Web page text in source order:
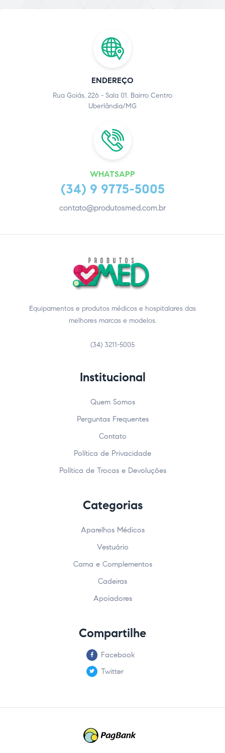
ENDEREÇO
Rua Goiás, 226 - Sala 01. Bairro Centro
Uberlândia/MG
WHATSAPP
(34) 9 9775-5005
contato@produtosmed.com.br
Equipamentos e produtos médicos e hospitalares das
melhores marcas e modelos.
(34) 3211-5005
Institucional
Quem Somos
Perguntas Frequentes
Contato
Política de Privacidade
Política de Trocas e Devoluções
Categorias
Aparelhos Médicos
Vestuário
Cama e Complementos
Cadeiras
Apoiadores
Compartilhe
Facebook
Twitter